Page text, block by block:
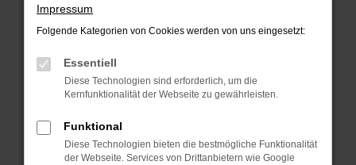
Laden andere Webseiten, zum Beispiel
deine Suchmaschine?
Manche Erweiterungen, wie Werbeblocker,
können das Laden bestimmter Seiten
anderen Browser oder in einem privaten
Fenster?
Impressum
Folgende Kategorien von Cookies werden von uns eingesetzt:
Essentiell
Diese Technologien sind erforderlich, um die
Kernfunktionalität der Webseite zu gewährleisten.
Funktional
Diese Technologien bieten die bestmögliche Funktionalität
der Webseite. Services von Drittanbietern wie Google